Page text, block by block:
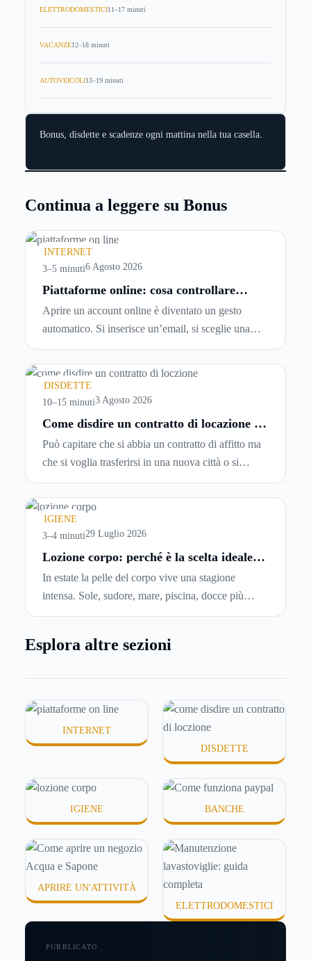
ELETTRODOMESTICI11–17 minuti
VACANZE12–18 minuti
AUTOVEICOLI13–19 minuti
Bonus, disdette e scadenze ogni mattina nella tua casella.
Continua a leggere su Bonus
INTERNET
3–5 minuti6 Agosto 2026
Piattaforme online: cosa controllare
prima di iscriversi e usare servizi in
tempo reale
Aprire un account online è diventato un gesto
automatico. Si inserisce un’email, si sceglie una
password, si accetta una serie di condizioni senza
leggerle davvero. Tutto avviene in pochi minuti,
spesso senza che ci si fermi a capire dove si sta
entrando.
DISDETTE
10–15 minuti3 Agosto 2026
Come disdire un contratto di locazione in
modo corretto ed efficace
Può capitare che si abbia un contratto di affitto ma
che si voglia trasferirsi in una nuova città o si
abbiano problemi a pagare il canone, per cui si
comincia a cercare un’altra abitazione: è legittimo
chiedersi se è possibile
locazioneprima che scada. In questa guida
capiremo come inviare la disdetta per un contratto
IGIENE
3–4 minuti29 Luglio 2026
Lozione corpo: perché è la scelta ideale
In estate la pelle del corpo vive una stagione
intensa. Sole, sudore, mare, piscina, docce più
frequenti e aria condizionata possono renderla
meno confortevole. Eppure, proprio nei mesi caldi,
o difficili da assorbire.
Esplora altre sezioni
INTERNET
DISDETTE
IGIENE BANCHE
APRIRE UN'ATTIVITÀ
ELETTRODOMESTICI
PUBBLICATO